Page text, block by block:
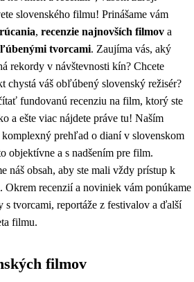
slovenského filmu! Prinášame vám
, recenzie najnovších filmov a
tvorcami. Zaujíma vás, aký
rekordy v návštevnosti kín? Chcete
chystá váš obľúbený slovenský režisér?
fundovanú recenziu na film, ktorý ste
a ešte viac nájdete práve tu! Naším
prehľad o dianí v slovenskom
objektívne a s nadšením pre film.
náš obsah, aby ste mali vždy prístup k
Okrem recenzií a noviniek vám ponúkame
tvorcami, reportáže z festivalov a ďalší
filmu.
filmov